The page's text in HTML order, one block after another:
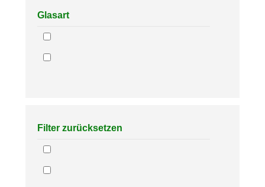
Glasart
Filter zurücksetzen